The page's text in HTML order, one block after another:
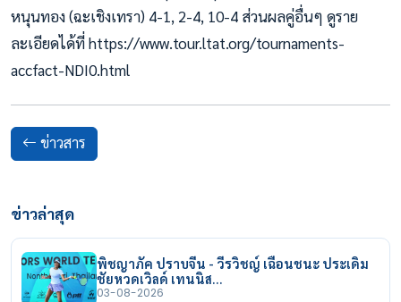
หนุนทอง (ฉะเชิงเทรา) 4-1, 2-4, 10-4 ส่วนผลคู่อื่นๆ ดูราย
ละเอียดได้ที่ https://www.tour.ltat.org/tournaments-
accfact-NDI0.html
ข่าวสาร
ข่าวล่าสุด
พิชญาภัค ปราบจีน - วีรวิชญ์ เฉือนชนะ ประเดิม
ชัยหวดเวิลด์ เทนนิส…
03-08-2026